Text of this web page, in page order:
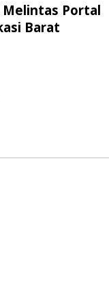
Melintas Portal
Barat